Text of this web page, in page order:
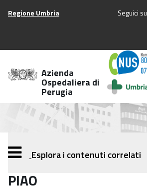
menu
navigazione
Vai
Regione Umbria Seguici su
Azienda
Ospedaliera di
Perugia
Esplora i contenuti correlati
PIAO